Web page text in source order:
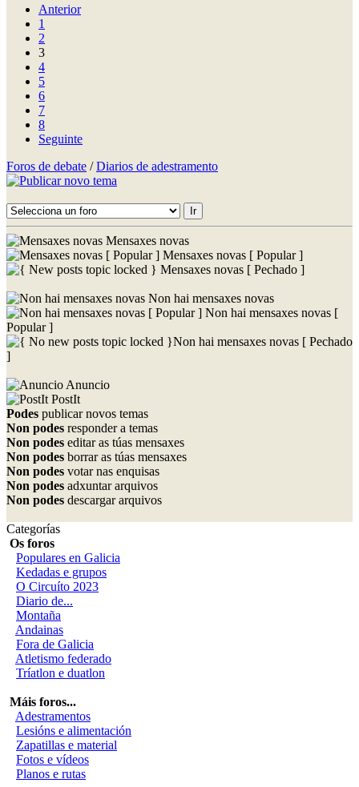
Anterior
1
2
3
4
5
6
7
8
Seguinte
Foros de debate /Diarios de adestramento
Mensaxes novas
Mensaxes novas [ Popular ]
Mensaxes novas [ Pechado ]
Non hai mensaxes novas
Non hai mensaxes novas [
Popular ]
Non hai mensaxes novas [ Pechado
]
Anuncio
PostIt
Podes publicar novos temas
Non podes responder a temas
Non podes editar as túas mensaxes
Non podes borrar as túas mensaxes
Non podes votar nas enquisas
Non podes adxuntar arquivos
Non podes descargar arquivos
Categorías
Os foros
Populares en Galicia
Kedadas e grupos
O Circuíto 2023
Diario de...
Montaña
Andainas
Fora de Galicia
Atletismo federado
Tríatlon e duatlon
Máis foros...
Adestramentos
Lesións e alimentación
Zapatillas e material
Fotos e vídeos
Planos e rutas